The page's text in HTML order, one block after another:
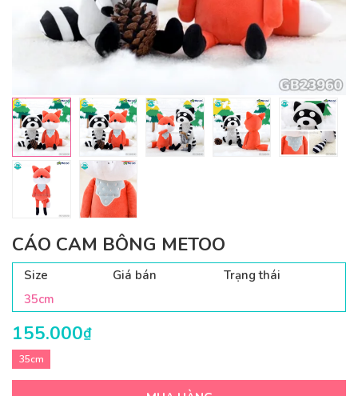
CÁO CAM BÔNG METOO
Size Giá bán
Trạng thái
35cm
155.000₫
35cm